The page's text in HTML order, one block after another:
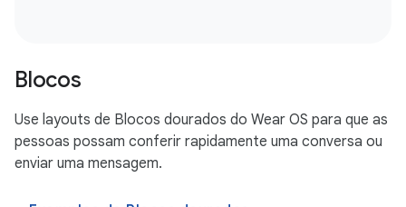
Blocos
Use layouts de Blocos dourados do Wear OS para que as
pessoas possam conferir rapidamente uma conversa ou
enviar uma mensagem.